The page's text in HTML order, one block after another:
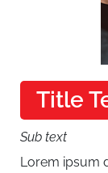
Title
Sub text
Lorem ipsum